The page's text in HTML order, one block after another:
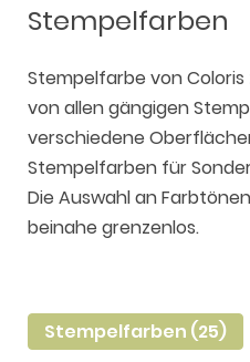
Stempelfarben
Stempelfarbe von
von allen gängigen
verschiedene
Stempelfarben für
Die Auswahl an
beinahe grenzenlos.
Stempelfarben (25)